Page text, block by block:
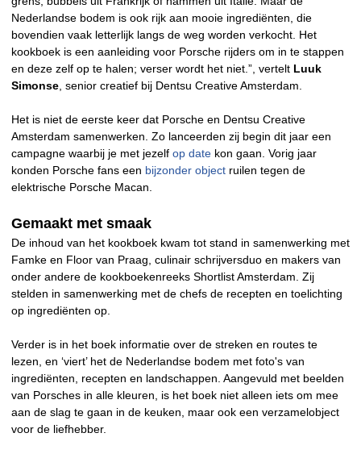
Nederlandse bodem is ook rijk aan mooie ingrediënten, die
bovendien vaak letterlijk langs de weg worden verkocht. Het
kookboek is een aanleiding voor Porsche rijders om in te stappen
en deze zelf op te halen; verser wordt het niet.”, vertelt Luuk
Simonse , senior creatief bij Dentsu Creative Amsterdam.
Het is niet de eerste keer dat Porsche en Dentsu Creative
Amsterdam samenwerken. Zo lanceerden zij begin dit jaar een
campagne waarbij je met jezelf op date kon gaan. Vorig jaar
konden Porsche fans een bijzonder object ruilen tegen de
elektrische Porsche Macan.
Gemaakt met smaak
De inhoud van het kookboek kwam tot stand in samenwerking met
Famke en Floor van Praag, culinair schrijversduo en makers van
onder andere de kookboekenreeks Shortlist Amsterdam. Zij
stelden in samenwerking met de chefs de recepten en toelichting
op ingrediënten op.
Verder is in het boek informatie over de streken en routes te
lezen, en ‘viert’ het de Nederlandse bodem met foto's van
ingrediënten, recepten en landschappen. Aangevuld met beelden
van Porsches in alle kleuren, is het boek niet alleen iets om mee
aan de slag te gaan in de keuken, maar ook een verzamelobject
voor de liefhebber.